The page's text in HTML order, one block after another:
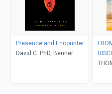
Presence and Encounter
David G. PhD, Benner